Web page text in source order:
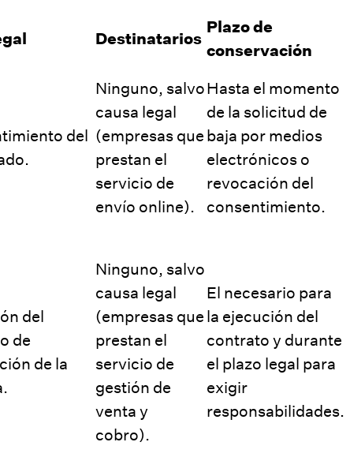
Destinatarios
Plazo de
conservación
del
Ninguno, salvo
causa legal
(empresas que
prestan el
servicio de
envío online).
Hasta el momento
de la solicitud de
baja por medios
electrónicos o
revocación del
consentimiento.
del
de
de la
Ninguno, salvo
causa legal
(empresas que
prestan el
servicio de
gestión de
venta y
cobro).
El necesario para
la ejecución del
contrato y durante
el plazo legal para
exigir
responsabilidades.